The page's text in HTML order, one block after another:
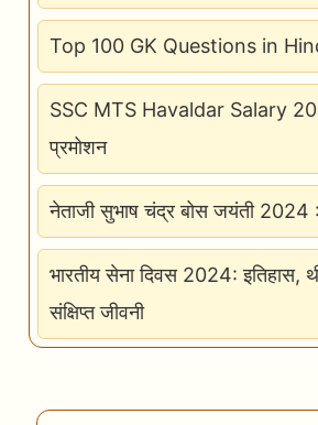
Top 100 GK Questions in Hindi:
SSC MTS Havaldar Salary
प्रमोशन
नेताजी सुभाष चंद्र बोस जयंती 2024
भारतीय सेना दिवस 2024: इतिहास,
संक्षिप्त जीवनी